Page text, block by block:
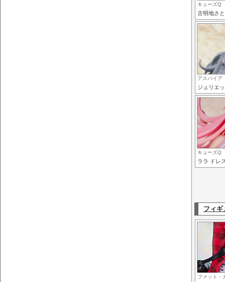
キューズQ
古明地さ
アスパイア
ジュリエ
キューズQ
ララ ドレ
フィギ
ファット・